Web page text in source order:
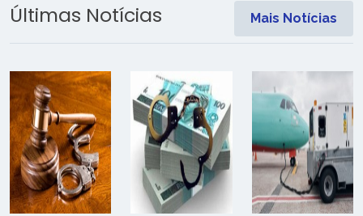
Últimas Notícias Mais Notícias